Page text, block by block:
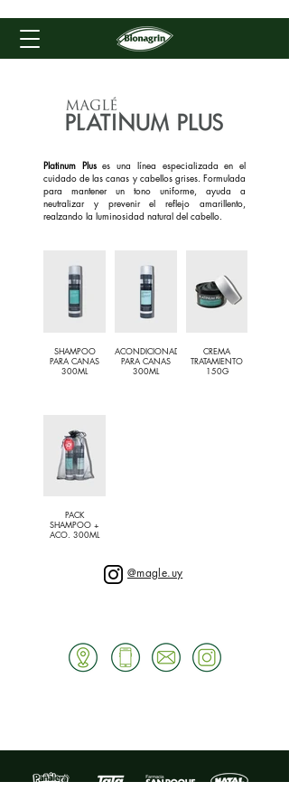
Platinum Pluses una línea especializada en el
cuidado de las canas y cabellos grises. Formulada
para mantener un tono uniforme, ayuda a
neutralizar y prevenir el reflejo amarillento,
realzando la luminosidad natural del cabello.
SHAMPOO
PARA CANAS
300ML
ACONDICIONADOR
PARA CANAS
300ML
CREMA
TRATAMIENTO
150G
PACK
SHAMPOO +
ACO. 300ML
@magle.uy